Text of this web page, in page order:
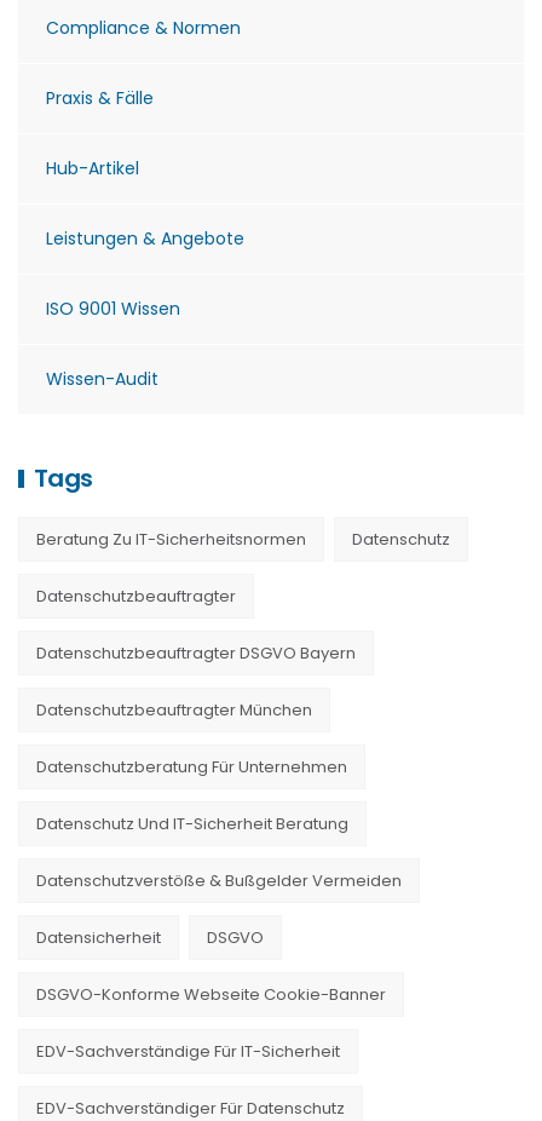
Compliance & Normen
Praxis & Fälle
Hub-Artikel
Leistungen & Angebote
ISO 9001 Wissen
Wissen-Audit
Tags
Beratung Zu IT-Sicherheitsnormen Datenschutz
Datenschutzbeauftragter
Datenschutzbeauftragter DSGVO Bayern
Datenschutzbeauftragter München
Datenschutzberatung Für Unternehmen
Datenschutz Und IT-Sicherheit Beratung
Datenschutzverstöße & Bußgelder Vermeiden
Datensicherheit DSGVO
DSGVO-Konforme Webseite Cookie-Banner
EDV-Sachverständige Für IT-Sicherheit
EDV-Sachverständiger Für Datenschutz